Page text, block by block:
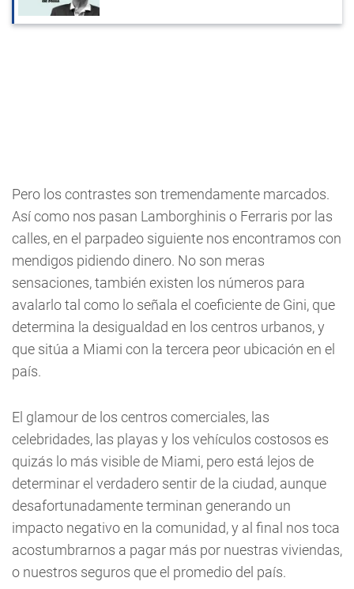
Pero los contrastes son tremendamente marcados.
Así como nos pasan Lamborghinis o Ferraris por las
calles, en el parpadeo siguiente nos encontramos con
mendigos pidiendo dinero. No son meras
sensaciones, también existen los números para
avalarlo tal como lo señala el coeficiente de Gini, que
determina la desigualdad en los centros urbanos, y
que sitúa a Miami con la tercera peor ubicación en el
país.
El glamour de los centros comerciales, las
celebridades, las playas y los vehículos costosos es
quizás lo más visible de Miami, pero está lejos de
determinar el verdadero sentir de la ciudad, aunque
desafortunadamente terminan generando un
impacto negativo en la comunidad, y al final nos toca
acostumbrarnos a pagar más por nuestras viviendas,
o nuestros seguros que el promedio del país.